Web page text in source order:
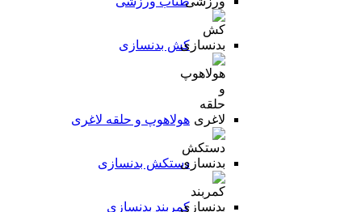
کش بدنسازی
هولاهوپ و حلقه لاغری
دستکش بدنسازی
کمربند بدنسازی